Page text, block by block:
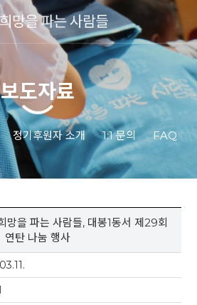
보도자료
정기후원자 소개 1:1 문의 FAQ
망을 파는 사람들, 대봉1동서 제29회
연탄 나눔 행사